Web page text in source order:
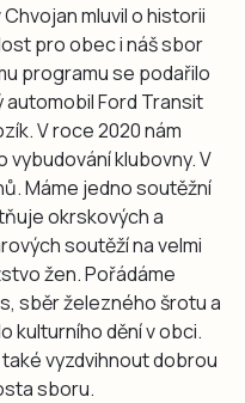
mluvil o historii
pro obec i náš sbor
programu se podařilo
Ford Transit
V roce 2020 nám
klubovny. V
Máme jedno soutěžní
okrskových a
soutěží na velmi
žen. Pořádáme
sběr železného šrotu a
kulturního dění v obci.
vyzdvihnout dobrou
sboru.